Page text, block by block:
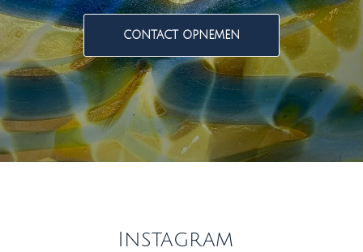
CONTACT OPNEMEN
Instagram